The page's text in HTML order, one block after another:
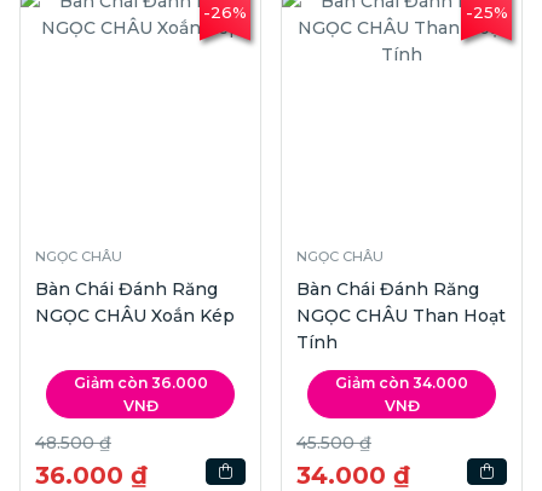
-26%
NGỌC CHÂU
Bàn Chái Đánh Răng
NGỌC CHÂU Xoắn Kép
Giảm còn 36.000
VNĐ
48.500 ₫
36.000 ₫
-25%
NGỌC CHÂU
Bàn Chái Đánh Răng
NGỌC CHÂU Than Hoạt
Tính
Giảm còn 34.000
VNĐ
45.500 ₫
34.000 ₫